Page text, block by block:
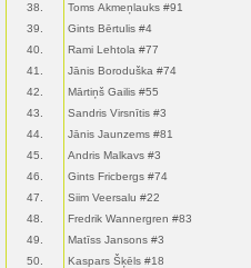
38.
Toms Akmeņlauks #91
39.
Gints Bērtulis #4
40.
Rami Lehtola #77
41.
Jānis Boroduška #74
42.
Mārtiņš Gailis #55
43.
Sandris Virsnītis #3
44.
Jānis Jaunzems #81
45.
Andris Malkavs #3
46.
Gints Fricbergs #74
47.
Siim Veersalu #22
48.
Fredrik Wannergren #83
49.
Matīss Jansons #3
50.
Kaspars Šķēls #18